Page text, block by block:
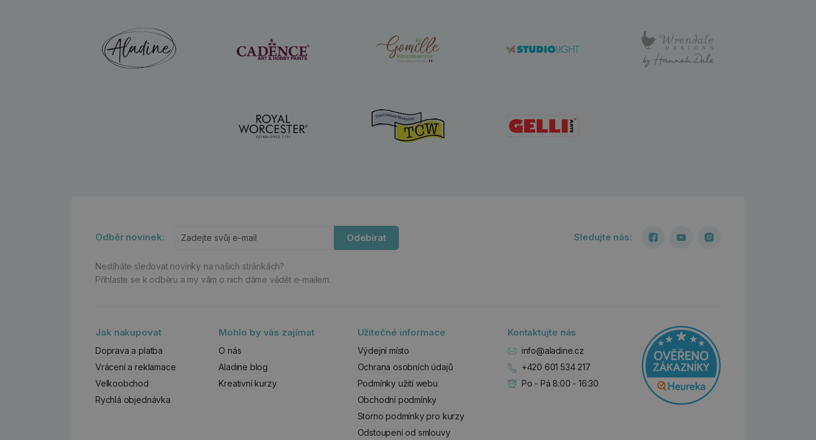
Odběr novinek: Odebírat
Nestíháte sledovat novinky na našich stránkách?
Přihlaste se k odběru a my vám o nich dáme vědět e-mailem.
Sledujte nás:
Jak nakupovat
Doprava a platba
Vrácení a reklamace
Velkoobchod
Rychlá objednávka
Mohlo by vás zajímat
O nás
Aladine blog
Kreativní kurzy
Užitečné informace
Výdejní místo
Ochrana osobních údajů
Podmínky užití webu
Obchodní podmínky
Storno podmínky pro kurzy
Odstoupení od smlouvy
Kontaktujte nás
info@aladine.cz
+420 601 534 217
Po - Pá 8:00 - 16:30